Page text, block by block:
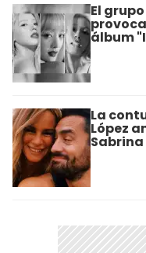
El
álbum
La
López
Sabrina